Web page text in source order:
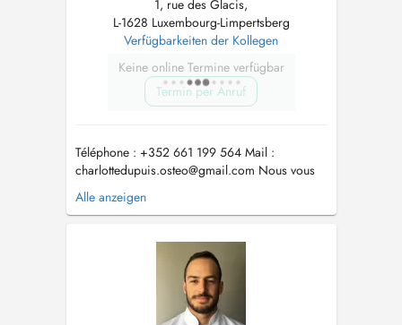
1, rue des Glacis,
L-1628 Luxembourg-Limpertsberg
Verfügbarkeiten der Kollegen
Keine online Termine verfügbar
Termin per Anruf
Téléphone : +352 661 199 564 Mail :
charlottedupuis.osteo@gmail.com Nous vous
informons que toute annulation moins de 12
heures à l'avance fera l'objet d'une facturation
: Pour réserver un soin Méthode RENATA
FRANCA (drainage lymphatique ou remodela...
Alle anzeigen